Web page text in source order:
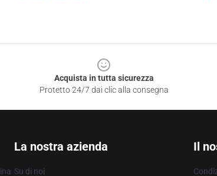
Acquista in tutta sicurezza
Protetto 24/7 dai clic alla consegna
La nostra azienda
Su di noi
Il